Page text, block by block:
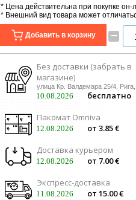
* Цена действительна при покупке он-
* Внешний вид товара может
Добавить в корзину –
Без доставки (забрать в
магазине)
улица Кр. Валдемара 25/4,
10.08.2026
бесплатно
Пакомат Omniva
12.08.2026
от 3.85 €
Доставка курьером
12.08.2026
от 7.00 €
Экспресс-доставка
11.08.2026 от 15.00 €